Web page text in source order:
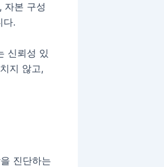
자본 구성
다.
신뢰성 있
지 않고,
진단하는